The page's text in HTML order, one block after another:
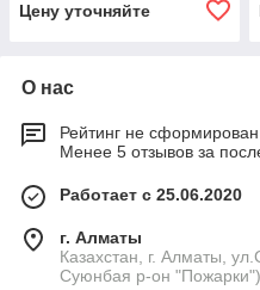
Цену уточняйте
О нас
Рейтинг не сформирован
Менее 5 отзывов за
Работает с 25.06.2020
г. Алматы
Казахстан, г. Алматы,
Суюнбая р-он